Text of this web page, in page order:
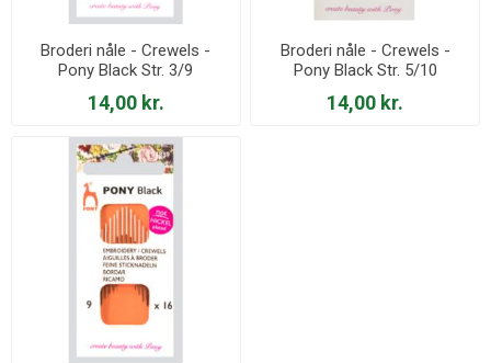
Broderi nåle - Crewels -
Pony Black Str. 3/9
14,00 kr.
Broderi nåle - Crewels -
Pony Black Str. 5/10
14,00 kr.